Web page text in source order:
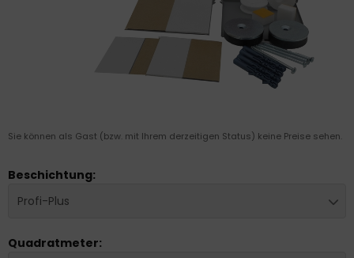
Sie können als Gast (bzw. mit Ihrem derzeitigen Status) keine Preise sehen.
Beschichtung:
Profi-Plus
Quadratmeter: